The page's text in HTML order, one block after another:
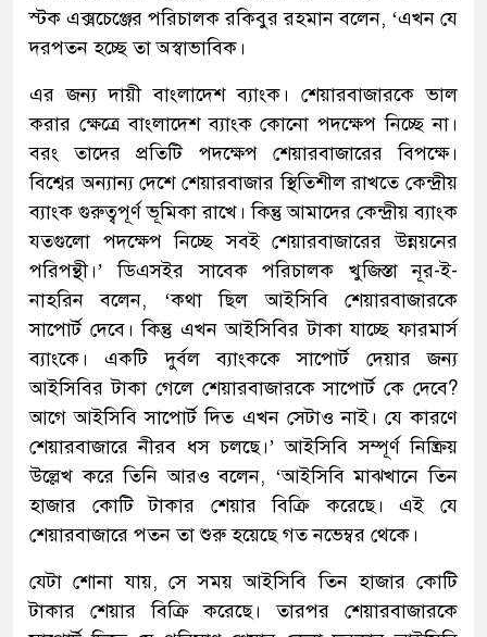
স্টক এক্সচেঞ্জের পরিচালক রকিবুর রহমান বলেন, ‘এখন যে
দরপতন হচ্ছে তা অস্বাভাবিক।
এর জন্য দায়ী বাংলাদেশ ব্যাংক। শেয়ারবাজারকে ভাল
করার ক্ষেত্রে বাংলাদেশ ব্যাংক কোনো পদক্ষেপ নিচ্ছে না।
বরং তাদের প্রতিটি পদক্ষেপ শেয়ারবাজারের বিপক্ষে।
বিশ্বের অন্যান্য দেশে শেয়ারবাজার স্থিতিশীল রাখতে কেন্দ্রীয়
ব্যাংক গুরুত্বপূর্ণ ভূমিকা রাখে। কিন্তু আমাদের কেন্দ্রীয় ব্যাংক
যতগুলো পদক্ষেপ নিচ্ছে সবই শেয়ারবাজারের উন্নয়নের
পরিপন্থী।’ ডিএসইর সাবেক পরিচালক খুজিস্তা নূর-ই-
নাহরিন বলেন, ‘কথা ছিল আইসিবি শেয়ারবাজারকে
সাপোর্ট দেবে। কিন্তু এখন আইসিবির টাকা যাচ্ছে ফারমার্স
ব্যাংকে। একটি দুর্বল ব্যাংককে সাপোর্ট দেয়ার জন্য
আইসিবির টাকা গেলে শেয়ারবাজারকে সাপোর্ট কে দেবে?
আগে আইসিবি সাপোর্ট দিত এখন সেটাও নাই। যে কারণে
শেয়ারবাজারে নীরব ধস চলছে।’ আইসিবি সম্পূর্ণ নিষ্ক্রিয়
উল্লেখ করে তিনি আরও বলেন, ‘আইসিবি মাঝখানে তিন
হাজার কোটি টাকার শেয়ার বিক্রি করেছে। এই যে
শেয়ারবাজারে পতন তা শুরু হয়েছে গত নভেম্বর থেকে।
যেটা শোনা যায়, সে সময় আইসিবি তিন হাজার কোটি
টাকার শেয়ার বিক্রি করেছে। তারপর শেয়ারবাজারকে